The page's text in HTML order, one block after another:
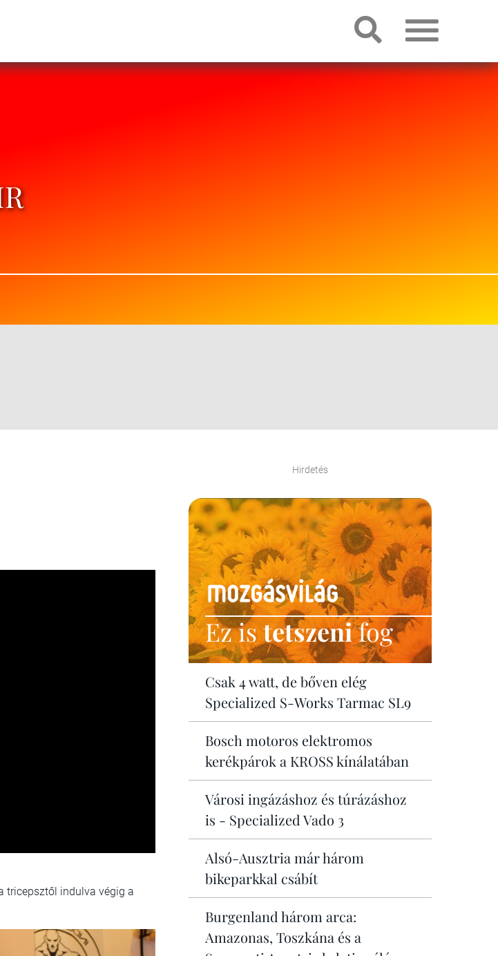
tricepsztől indulva végig a
Hirdetés
Ez istetszenifog
Csak 4 watt, de bőven elég
Specialized S-Works Tarmac SL9
Bosch motoros elektromos
kerékpárok a KROSS kínálatában
Városi ingázáshoz és túrázáshoz
is - Specialized Vado 3
Alsó-Ausztria már három
bikeparkkal csábít
Burgenland három arca:
Amazonas, Toszkána és a